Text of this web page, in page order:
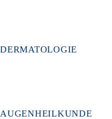
DERMATOLOGIE
AUGENHEILKUNDE